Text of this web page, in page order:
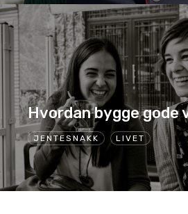
JENTESNAKK LIVET
Hvordan bygge gode